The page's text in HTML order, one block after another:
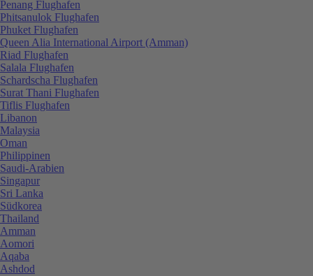
Penang Flughafen
Phitsanulok Flughafen
Phuket Flughafen
Queen Alia International Airport (Amman)
Riad Flughafen
Salala Flughafen
Schardscha Flughafen
Surat Thani Flughafen
Tiflis Flughafen
Libanon
Malaysia
Oman
Philippinen
Saudi-Arabien
Singapur
Sri Lanka
Südkorea
Thailand
Amman
Aomori
Aqaba
Ashdod